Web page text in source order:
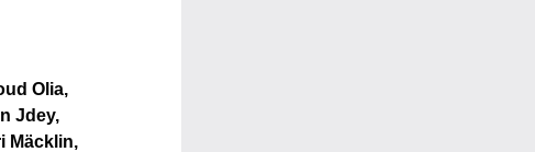
Olia,
Jdey,
Mäcklin,